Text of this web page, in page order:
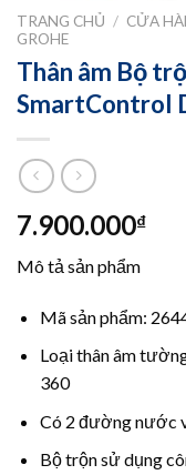
TRANG CHỦ / CỬA
GROHE
Thân âm Bộ
SmartControl
7.900.000₫
Mô tả sản phẩm
Mã sản phẩm:
Loại thân âm
360
Có 2 đường nước
Bộ trộn sử dụng